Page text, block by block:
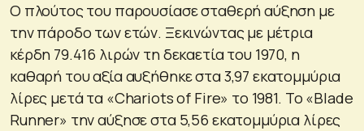
Ο πλούτος του παρουσίασε σταθερή αύξηση με
την πάροδο των ετών. Ξεκινώντας με μέτρια
κέρδη 79.416 λιρών τη δεκαετία του 1970, η
καθαρή του αξία αυξήθηκε στα 3,97 εκατομμύρια
λίρες μετά τα «Chariots of Fire» το 1981. Το «Blade
Runner» την αύξησε στα 5,56 εκατομμύρια λίρες